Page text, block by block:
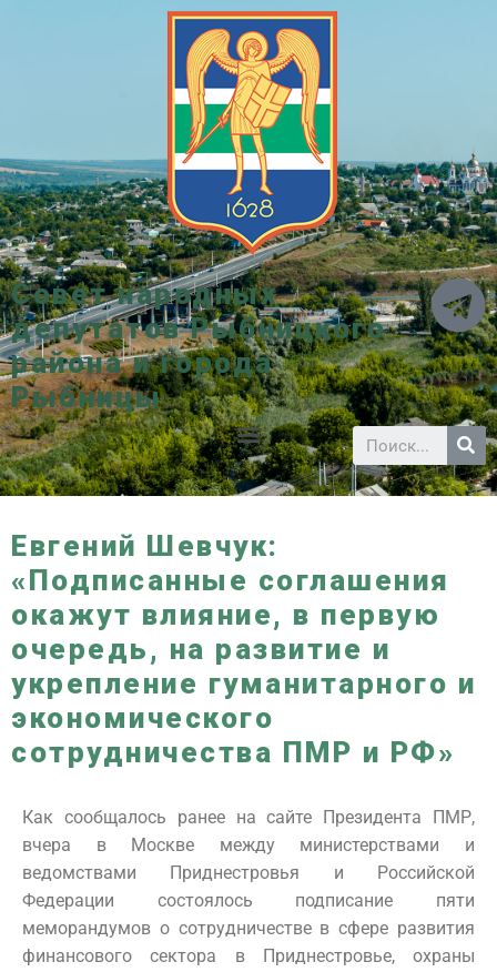
Совет народных
депутатов Рыбницкого
района и города
Рыбницы
Евгений Шевчук:
«Подписанные соглашения
окажут влияние, в первую
очередь, на развитие и
укрепление гуманитарного и
экономического
сотрудничества ПМР и РФ»
Как сообщалось ранее на сайте Президента ПМР,
вчера в Москве между министерствами и
ведомствами Приднестровья и Российской
Федерации состоялось подписание пяти
меморандумов о сотрудничестве в сфере развития
финансового сектора в Приднестровье, охраны